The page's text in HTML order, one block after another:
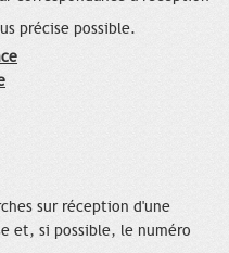
précise possible.
sur réception d'une
et, si possible, le numéro